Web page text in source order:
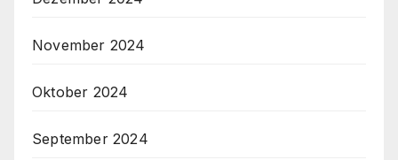
November 2024
Oktober 2024
September 2024